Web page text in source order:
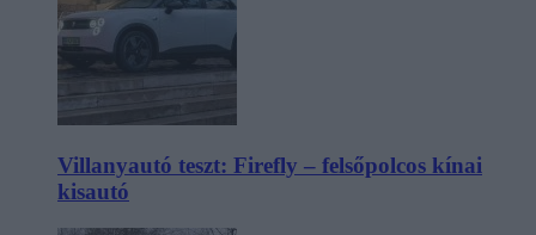
Villanyautó teszt: Firefly – felsőpolcos kínai
kisautó